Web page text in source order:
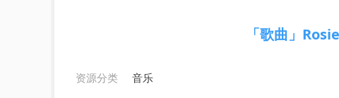
「歌曲」
资源分类
音乐